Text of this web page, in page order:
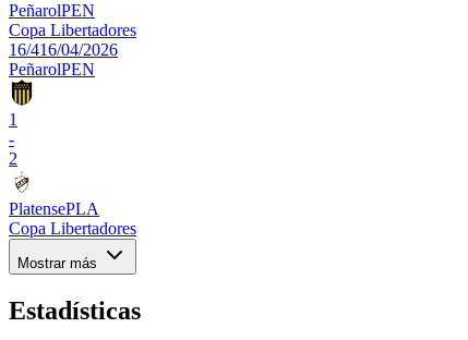
PeñarolPEN
Copa Libertadores
16/416/04/2026
PeñarolPEN
1
-
2
PlatensePLA
Copa Libertadores
Mostrar más
Estadísticas